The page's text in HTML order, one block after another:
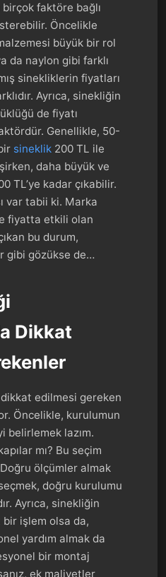
faktöre bağlı
Öncelikle
büyük bir rol
da naylon gibi farklı
sinekliklerin fiyatları
Ayrıca, sinekliğin
de fiyatı
Genellikle, 50-
sineklik 200 TL ile
daha büyük ve
TL’ye kadar çıkabilir.
var tabii ki. Marka
fiyatta etkili olan
bu durum,
gibi gözükse de…
Dikkat
edilmesi gereken
Öncelikle, kurulumun
belirlemek lazım.
mı? Bu seçim
ölçümler almak
doğru kurulumu
Ayrıca, sinekliğin
bir işlem olsa da,
yardım almak da
bir montaj
ek maliyetler